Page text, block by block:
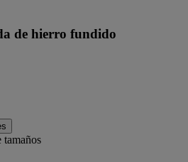
de hierro fundido
tamaños